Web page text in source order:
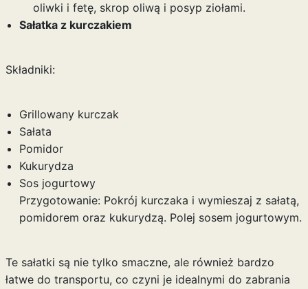
oliwki i fetę, skrop oliwą i posyp ziołami.
Sałatka z kurczakiem
Składniki:
Grillowany kurczak
Sałata
Pomidor
Kukurydza
Sos jogurtowy
Przygotowanie: Pokrój kurczaka i wymieszaj z sałatą,
pomidorem oraz kukurydzą. Polej sosem jogurtowym.
Te sałatki są nie tylko smaczne, ale również bardzo
łatwe do transportu, co czyni je idealnymi do zabrania